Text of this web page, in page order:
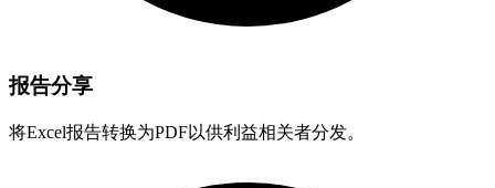
报告分享
将Excel报告转换为PDF以供利益相关者分发。